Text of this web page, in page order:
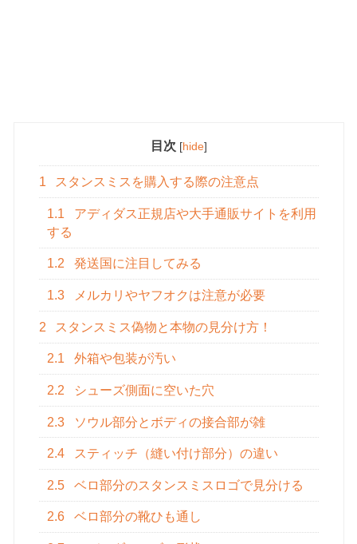
目次 [hide]
1 スタンスミスを購入する際の注意点
1.1
アディダス正規店や大手通販サイトを利用
する
1.2 発送国に注目してみる
1.3 メルカリやヤフオクは注意が必要
2 スタンスミス偽物と本物の見分け方！
2.1 外箱や包装が汚い
2.2 シューズ側面に空いた穴
2.3 ソウル部分とボディの接合部が雑
2.4 スティッチ（縫い付け部分）の違い
2.5 ベロ部分のスタンスミスロゴで見分ける
2.6 ベロ部分の靴ひも通し